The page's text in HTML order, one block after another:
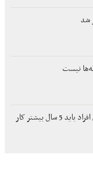
نیست
قانون جدید بازنشستگی اعلام شد/ این افراد باید 5 سال بیشتر کار